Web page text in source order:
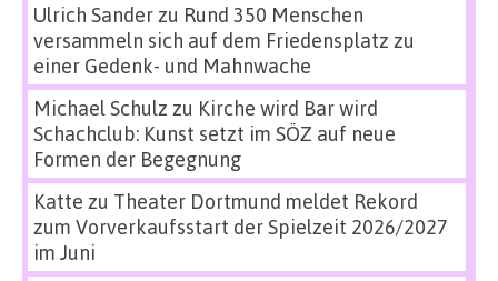
Ulrich Sanderzu Rund 350 Menschen
versammeln sich auf dem Friedensplatz zu
einer Gedenk- und Mahnwache
Michael Schulz zu Kirche wird Bar wird
Schachclub: Kunst setzt im SÖZ auf neue
Formen der Begegnung
Katte zu Theater Dortmund meldet Rekord
zum Vorverkaufsstart der Spielzeit 2026/2027
im Juni